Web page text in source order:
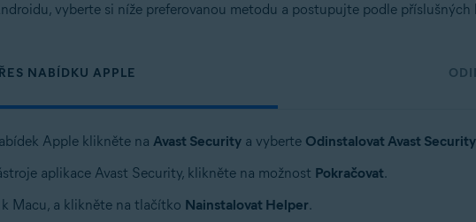
vyberte si níže preferovanou metodu a postupujte podle příslušných
NABÍDKU APPLE
Apple klikněte na Avast Securitya vyberte Odinstalovat Avast Security
aplikace Avast Security, klikněte na možnost Pokračovat.
Macu, a klikněte na tlačítko Nainstalovat Helper.